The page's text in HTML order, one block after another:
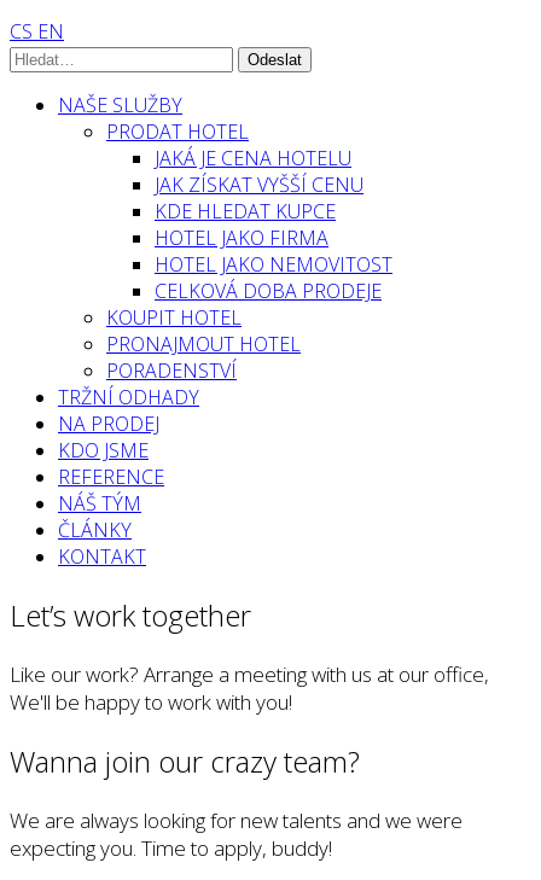
CS EN
NAŠE SLUŽBY
PRODAT HOTEL
JAKÁ JE CENA HOTELU
JAK ZÍSKAT VYŠŠÍ CENU
KDE HLEDAT KUPCE
HOTEL JAKO FIRMA
HOTEL JAKO NEMOVITOST
CELKOVÁ DOBA PRODEJE
KOUPIT HOTEL
PRONAJMOUT HOTEL
PORADENSTVÍ
TRŽNÍ ODHADY
NA PRODEJ
KDO JSME
REFERENCE
NÁŠ TÝM
ČLÁNKY
KONTAKT
Let’s work together
Like our work? Arrange a meeting with us at our office,
We'll be happy to work with you!
Wanna join our crazy team?
We are always looking for new talents and we were
expecting you. Time to apply, buddy!